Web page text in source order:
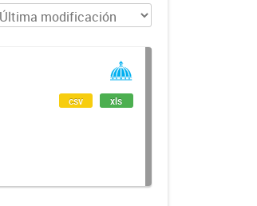
csv xls